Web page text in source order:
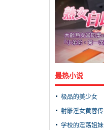
最热小说
极品的美少女
射雕淫女黄蓉传
学校的淫荡姐妹